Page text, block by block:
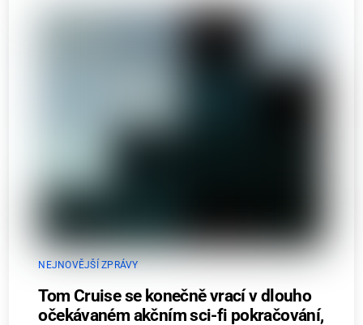
NEJNOVĚJŠÍ ZPRÁVY
Tom Cruise se konečně vrací v dlouho
očekávaném akčním sci-fi pokračování,